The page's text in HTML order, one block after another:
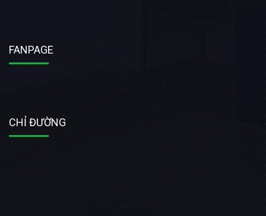
FANPAGE
CHỈ ĐƯỜNG